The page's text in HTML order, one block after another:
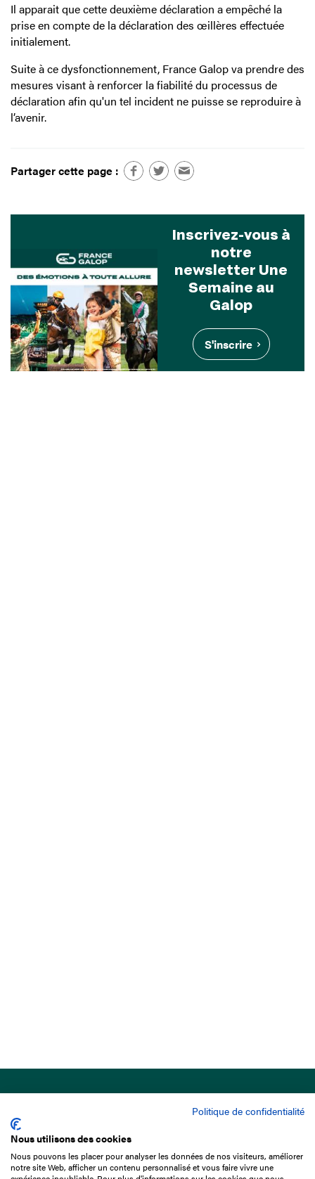
Il apparait que cette deuxième déclaration a empêché la
prise en compte de la déclaration des œillères effectuée
initialement.
Suite à ce dysfonctionnement, France Galop va prendre des
mesures visant à renforcer la fiabilité du processus de
déclaration afin qu'un tel incident ne puisse se reproduire à
l’avenir.
Partager cette page :
Inscrivez-vous à
notre
newsletter Une
Semaine au
Galop
S'inscrire
15 Boulevard de Douaumont
Politique de confidentialité
Nous utilisons des cookies
Nous pouvons les placer pour analyser les données de nos visiteurs, améliorer
notre site Web, afficher un contenu personnalisé et vous faire vivre une